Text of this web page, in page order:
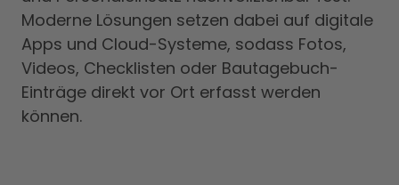
Moderne Lösungen setzen dabei auf digitale
Apps und Cloud-Systeme, sodass Fotos,
Videos, Checklisten oder Bautagebuch-
Einträge direkt vor Ort erfasst werden
können.